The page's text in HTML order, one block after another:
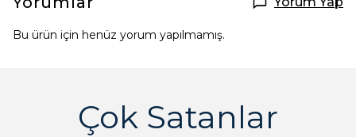
Bu ürün için henüz yorum yapılmamış.
Çok Satanlar